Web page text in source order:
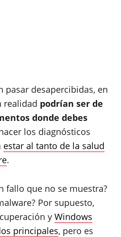
pasar desapercibidas, en
realidad podrían ser de
donde debes
los diagnósticos
estar al tanto de la salud
.
fallo que no se muestra?
Por supuesto,
y Windows
principales, pero es